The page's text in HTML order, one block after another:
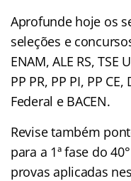
Aprofunde hoje os
seleções e
ENAM, ALE RS, TSE
PP PR, PP PI, PP
Federal e BACEN.
Revise também
para a 1ª fase do
provas aplicadas